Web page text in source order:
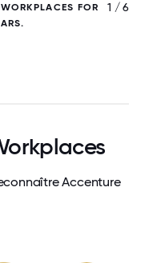
FOR
1 / 6
Accenture